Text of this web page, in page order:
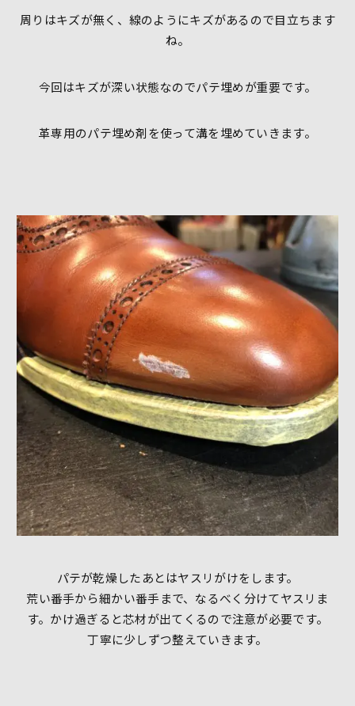
周りはキズが無く、線のようにキズがあるので目立ちます
ね。
今回はキズが深い状態なのでパテ埋めが重要です。
革専用のパテ埋め剤を使って溝を埋めていきます。
パテが乾燥したあとはヤスリがけをします。
荒い番手から細かい番手まで、なるべく分けてヤスリま
す。かけ過ぎると芯材が出てくるので注意が必要です。
丁寧に少しずつ整えていきます。